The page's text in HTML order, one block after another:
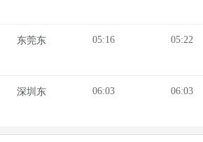
东莞东 05:16 05:22
深圳东 06:03 06:03